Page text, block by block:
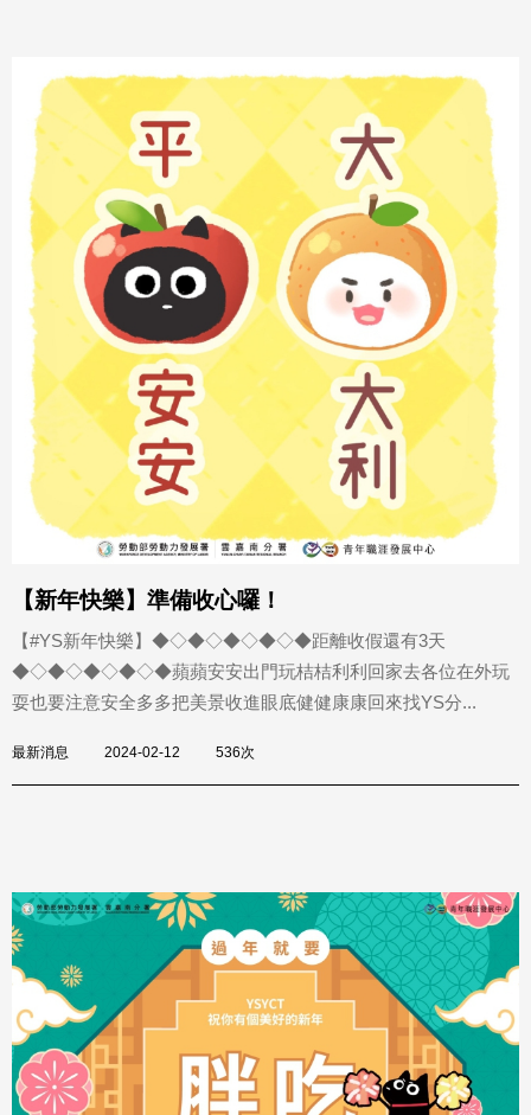
【新年快樂】準備收心囉！
【#YS新年快樂】󠀠◆◇◆◇◆◇◆◇◆距離收假還有3天
◆◇◆◇◆◇◆◇◆󠀠蘋蘋安安出門玩桔桔利利回家去󠀠各位在外玩
耍也要注意安全多多把美景收進眼底健健康康回來找YS分...
最新消息 2024-02-12 536次